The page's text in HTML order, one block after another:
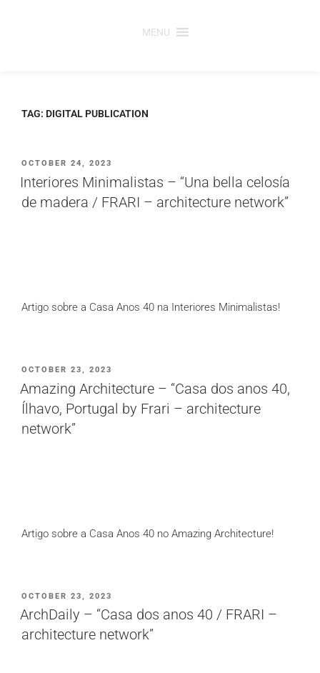
MENU
TAG: DIGITAL PUBLICATION
PUBLICADO
EM
OCTOBER 24, 2023
Interiores Minimalistas – “Una bella celosía
de madera / FRARI – architecture network”
Artigo sobre a Casa Anos 40 na Interiores Minimalistas!
PUBLICADO
EM
OCTOBER 23, 2023
Amazing Architecture – “Casa dos anos 40,
Ílhavo, Portugal by Frari – architecture
network”
Artigo sobre a Casa Anos 40 no Amazing Architecture!
PUBLICADO
EM
OCTOBER 23, 2023
ArchDaily – “Casa dos anos 40 / FRARI –
architecture network”